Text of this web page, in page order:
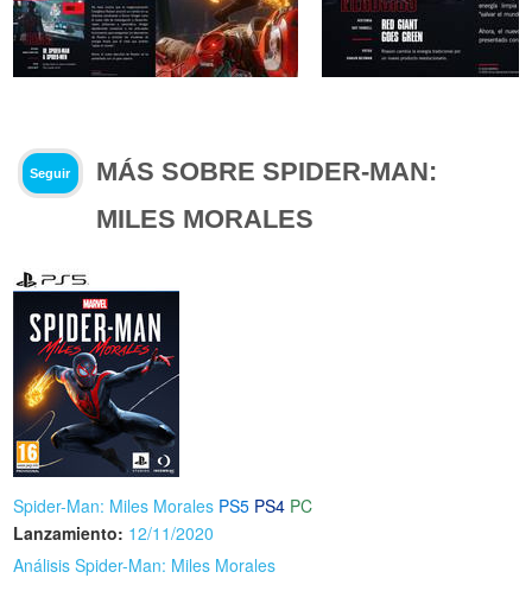
Seguir
MÁS SOBRE SPIDER-MAN:
MILES MORALES
Spider-Man: Miles Morales PS5 PS4 PC
Lanzamiento: 12/11/2020
Análisis Spider-Man: Miles Morales